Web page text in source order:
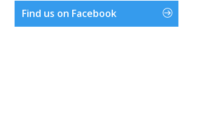
Find us on Facebook